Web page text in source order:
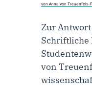
von Anna von Treuenfels-
Zur
Schriftliche
von